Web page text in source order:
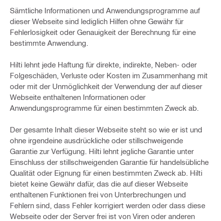
Sämtliche Informationen und Anwendungsprogramme auf
dieser Webseite sind lediglich Hilfen ohne Gewähr für
Fehlerlosigkeit oder Genauigkeit der Berechnung für eine
bestimmte Anwendung.
Hilti lehnt jede Haftung für direkte, indirekte, Neben- oder
Folgeschäden, Verluste oder Kosten im Zusammenhang mit
oder mit der Unmöglichkeit der Verwendung der auf dieser
Webseite enthaltenen Informationen oder
Anwendungsprogramme für einen bestimmten Zweck ab.
Der gesamte Inhalt dieser Webseite steht so wie er ist und
ohne irgendeine ausdrückliche oder stillschweigende
Garantie zur Verfügung. Hilti lehnt jegliche Garantie unter
Einschluss der stillschweigenden Garantie für handelsübliche
Qualität oder Eignung für einen bestimmten Zweck ab. Hilti
bietet keine Gewähr dafür, das die auf dieser Webseite
enthaltenen Funktionen frei von Unterbrechungen und
Fehlern sind, dass Fehler korrigiert werden oder dass diese
Webseite oder der Server frei ist von Viren oder anderen